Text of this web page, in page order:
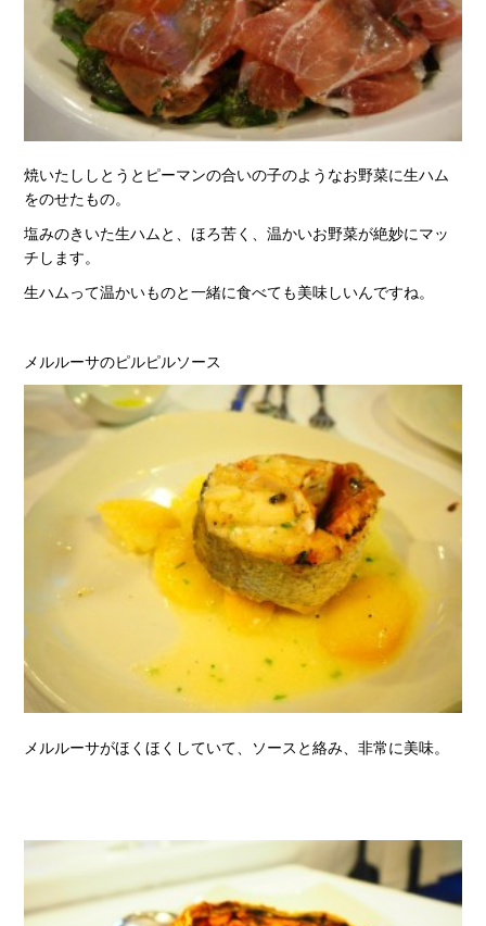
焼いたししとうとピーマンの合いの子のようなお野菜に生ハム
をのせたもの。
塩みのきいた生ハムと、ほろ苦く、温かいお野菜が絶妙にマッ
チします。
生ハムって温かいものと一緒に食べても美味しいんですね。
メルルーサのピルピルソース
メルルーサがほくほくしていて、ソースと絡み、非常に美味。